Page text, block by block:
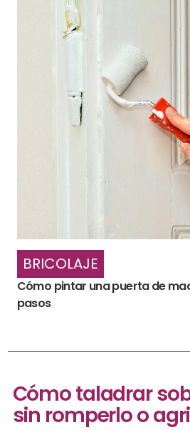
BRICOLAJE
Cómo pintar una puerta de
pasos
Cómo taladrar
sin romperlo o